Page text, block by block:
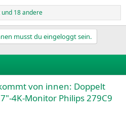
und 18 andere
musst du eingeloggt sein.
von innen: Doppelt
4K-Monitor Philips 279C9